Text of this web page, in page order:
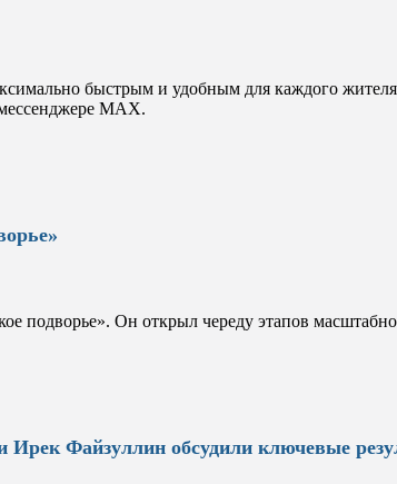
быстрым и удобным для каждого
MAX.
подворье». Он открыл череду этапов
Ирек Файзуллин обсудили ключевые